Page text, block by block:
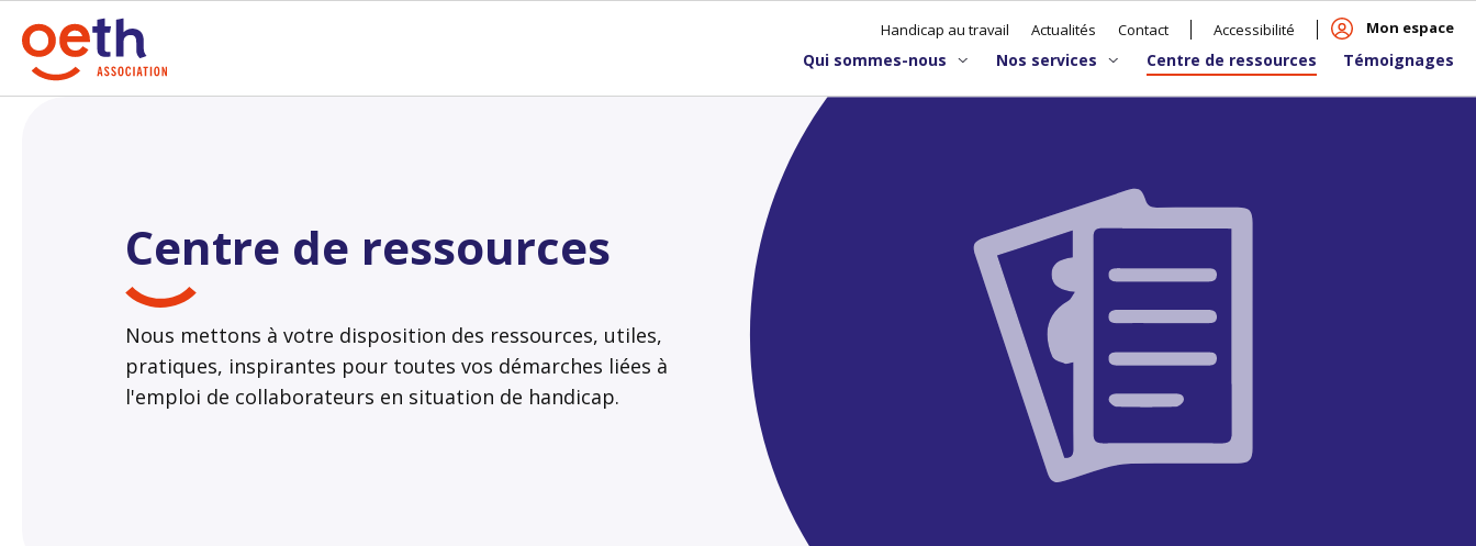
Handicap au travail Actualités Contact Accessibilité Mon espace
Qui sommes-nous Nos services Centre de ressources Témoignages
Centre de ressources
Nous mettons à votre disposition des ressources, utiles,
pratiques, inspirantes pour toutes vos démarches liées à
l'emploi de collaborateurs en situation de handicap.